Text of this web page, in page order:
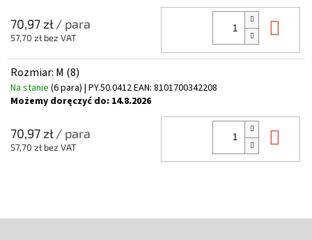
70,97 zł/ para
57,70 zł bez VAT
Rozmiar: M (8)
Na stanie (6 para) | PY.50.0412EAN: 8101700342208
Możemy doręczyć do: 14.8.2026
70,97 zł/ para
57,70 zł bez VAT